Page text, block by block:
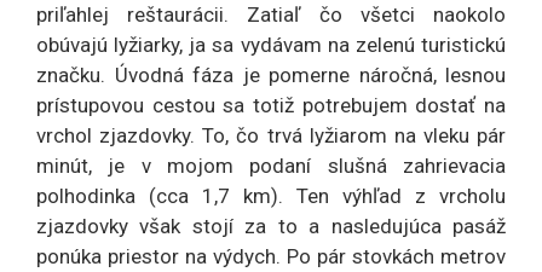
priľahlej reštaurácii. Zatiaľ čo všetci naokolo
obúvajú lyžiarky, ja sa vydávam na zelenú turistickú
značku. Úvodná fáza je pomerne náročná, lesnou
prístupovou cestou sa totiž potrebujem dostať na
vrchol zjazdovky. To, čo trvá lyžiarom na vleku pár
minút, je v mojom podaní slušná zahrievacia
polhodinka (cca 1,7 km). Ten výhľad z vrcholu
zjazdovky však stojí za to a nasledujúca pasáž
ponúka priestor na výdych. Po pár stovkách metrov